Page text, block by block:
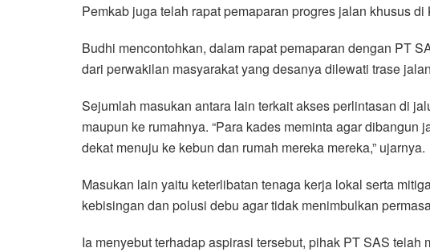
Pemkab juga telah rapat pemaparan progres jalan khusus
Budhi mencontohkan, dalam rapat pemaparan dengan PT
dari perwakilan masyarakat yang desanya dilewati trase
Sejumlah masukan antara lain terkait akses perlintasan di
maupun ke rumahnya. “Para kades meminta agar dibangun
dekat menuju ke kebun dan rumah mereka mereka,” ujarnya.
Masukan lain yaitu keterlibatan tenaga kerja lokal serta
kebisingan dan polusi debu agar tidak menimbulkan
Ia menyebut terhadap aspirasi tersebut, pihak PT SAS